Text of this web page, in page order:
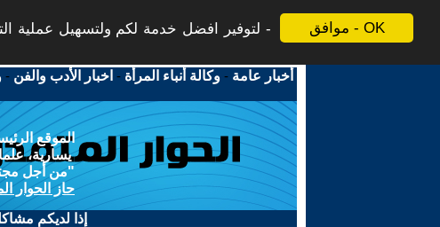
موافق - OK
لتوفير افضل خدمة لكم ولتسهيل عملية
أخبار عامة -وكالة أنباء المرأة - اخبار الأدب والفن -
الموقع
يسارية،
"من أجل
حاز الحوار
إذا لديكم